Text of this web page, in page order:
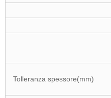
Tolleranza spessore(mm)